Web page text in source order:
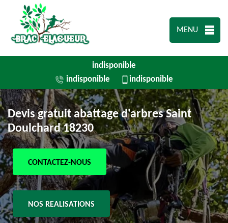
MENU
indisponible
indisponible
indisponible
Devis gratuit abattage d'arbres Saint
Doulchard 18230
CONTACTEZ-NOUS
NOS REALISATIONS